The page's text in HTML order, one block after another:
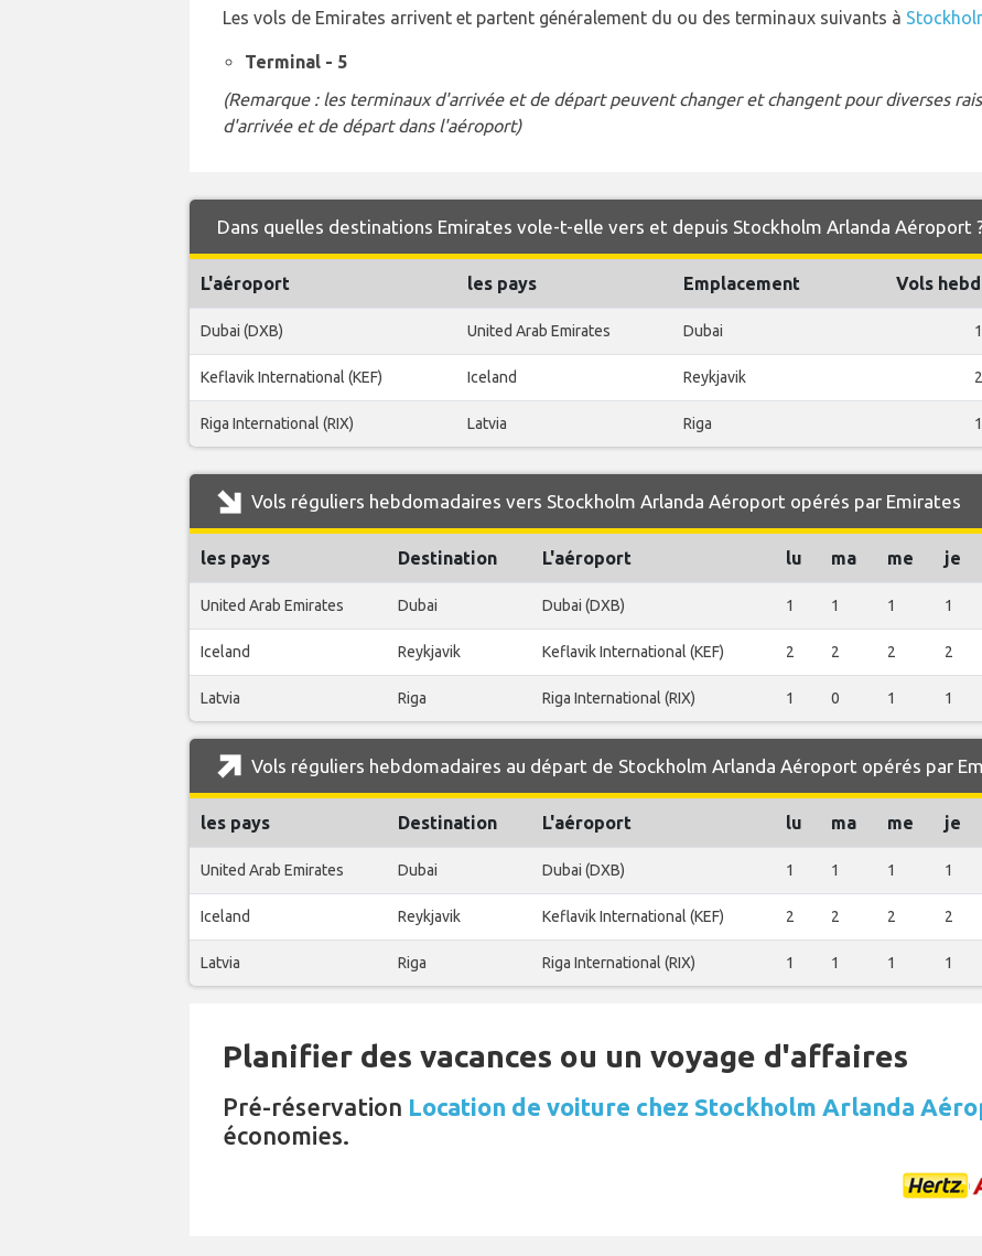
Les vols de Emirates arrivent et partent généralement du ou des terminaux suivants à
Terminal - 5
(Remarque : les terminaux d'arrivée et de départ peuvent changer et changent pour diverses
d'arrivée et de départ dans l'aéroport)
Dans quelles destinations Emirates vole-t-elle vers et depuis Stockholm Arlanda Aéroport
L'aéroport les pays Emplacement Vols
Dubai (DXB) United Arab Emirates Dubai
Keflavik International (KEF) Iceland Reykjavik
Riga International (RIX) Latvia Riga
Vols réguliers hebdomadaires vers Stockholm Arlanda Aéroport opérés par Emirates
les pays Destination L'aéroport lu ma me je
United Arab Emirates Dubai Dubai (DXB) 1 1 1 1
Iceland Reykjavik Keflavik International (KEF) 2 2 2 2
Latvia Riga Riga International (RIX) 1 0 1 1
Vols réguliers hebdomadaires au départ de Stockholm Arlanda Aéroport opérés par
les pays Destination L'aéroport lu ma me je
United Arab Emirates Dubai Dubai (DXB) 1 1 1 1
Iceland Reykjavik Keflavik International (KEF) 2 2 2 2
Latvia Riga Riga International (RIX) 1 1 1 1
Planifier des vacances ou un voyage d'affaires
Pré-réservation Location de voiture chez Stockholm Arlanda
économies.